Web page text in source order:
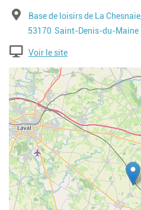
AdresseBase de loisirs de La Chesnaie,
Code postal
53170 Ville
Saint-Denis-du-Maine
Voir le site
Geolocalisation